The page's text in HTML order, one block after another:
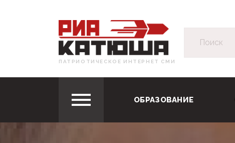
ПАТРИОТИЧЕСКОЕ ИНТЕРНЕТ СМИ
ОБРАЗОВАНИЕ